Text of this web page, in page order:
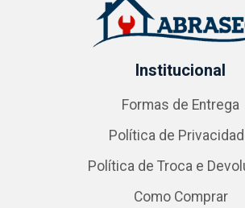
Institucional
Formas de Entrega
Política de
Política de Troca e
Como Comprar